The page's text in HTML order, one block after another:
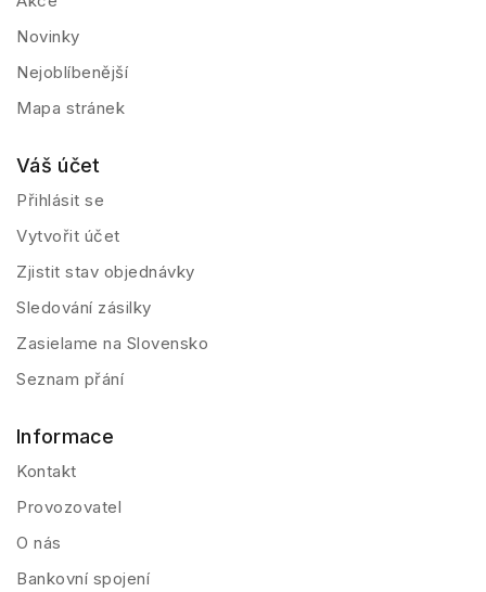
Novinky
Nejoblíbenější
Mapa stránek
Váš účet
Přihlásit se
Vytvořit účet
Zjistit stav objednávky
Sledování zásilky
Zasielame na Slovensko
Seznam přání
Informace
Kontakt
Provozovatel
O nás
Bankovní spojení